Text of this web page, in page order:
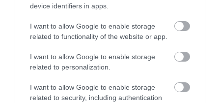
device identifiers in apps.
I want to allow Google to enable storage
related to functionality of the website or app.
I want to allow Google to enable storage
related to personalization.
I want to allow Google to enable storage
related to security, including authentication
Ποιοι είναι οι φυσιολογικοί καρδιακοί
παλμοί και ποια τα επικίνδυνα όρια –
Πότε πρέπει να ανησυχήσετε